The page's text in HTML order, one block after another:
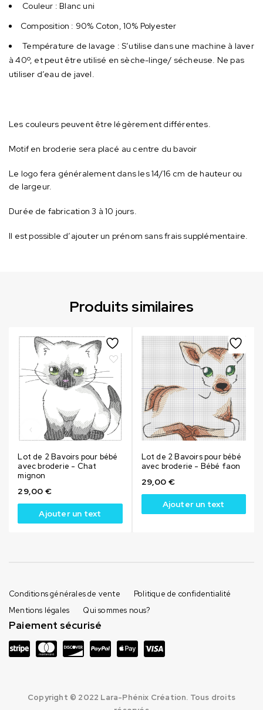
Couleur : Blanc uni
Composition : ‎90% Coton, 10% Polyester
Température de lavage : S’utilise dans une machine à laver
à 40º, et peut être utilisé en sèche-linge/ sécheuse. Ne pas
utiliser d’eau de javel.
Les couleurs peuvent être légèrement différentes.
Motif en broderie sera placé au centre du bavoir
Le logo fera généralement dans les 14/16 cm de hauteur ou
de largeur.
Durée de fabrication 3 à 10 jours.
Il est possible d’ajouter un prénom sans frais supplémentaire.
Produits similaires
Lot de 2 Bavoirs pour bébé
avec broderie - Chat
mignon
29,00 €
Ajouter un text
Lot de 2 Bavoirs pour bébé
avec broderie - Bébé faon
29,00 €
Ajouter un text
Conditions générales de vente
Politique de confidentialité
Mentions légales
Qui sommes nous?
Paiement sécurisé
Copyright © 2022 Lara-Phénix Création. Tous droits